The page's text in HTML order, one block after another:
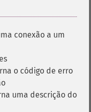
conexão a um
o código de erro
uma descrição do